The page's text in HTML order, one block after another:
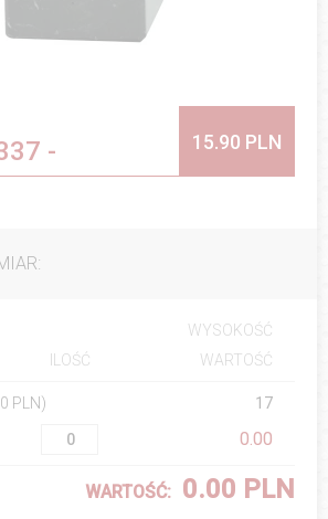
- 15.90 PLN
WYSOKOŚĆ
ILOŚĆ WARTOŚĆ
PLN) 17
0.00
WARTOŚĆ: 0.00 PLN